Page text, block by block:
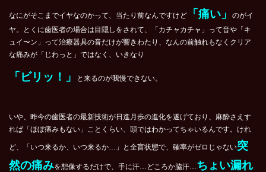
なにがそこまでイヤなのかって、当たり前なんですけど 「痛い」
のがイ
ヤ。とくに歯医者の場合は目隠しをされて、「カチャカチャ」って音や「キ
ュイ〜ン」って治療器具の音だけが響きわたり、なんの前触れもなくクリア
な痛みが「じわっと」ではなく、いきなり
「ビリッ！」 と来るのが我慢できない。
いや、昨今の歯医者の最新技術が日進月歩の進化を遂げており、麻酔さえす
れば「ほぼ痛みもない」ことくらい、頭ではわかってちゃいるんです。けれ
ど、「いつ来るか、いつ来るか…」と全盲状態で、確率がゼロじゃない突
然の痛みを想像するだけで、手に汗…どころか脇汗…ちょい漏れ